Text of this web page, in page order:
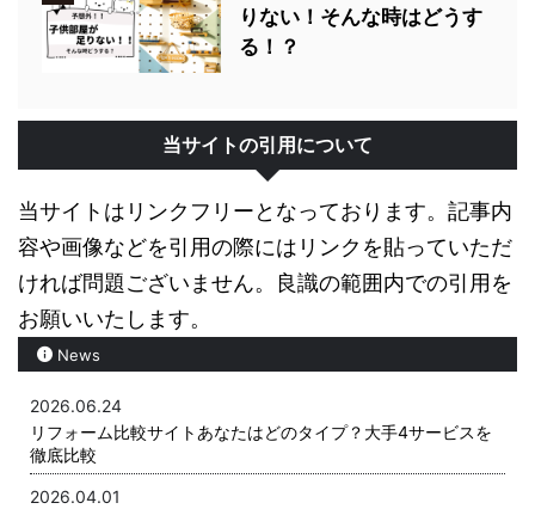
りない！そんな時はどうす
る！？
当サイトの引用について
当サイトはリンクフリーとなっております。記事内
容や画像などを引用の際にはリンクを貼っていただ
ければ問題ございません。良識の範囲内での引用を
お願いいたします。
News
2026.06.24
リフォーム比較サイトあなたはどのタイプ？大手4サービスを
徹底比較
2026.04.01